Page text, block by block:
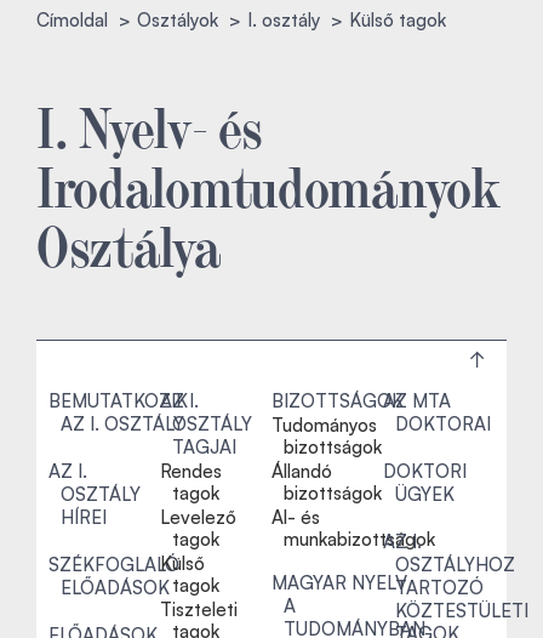
Címoldal Osztályok I. osztály Külső tagok
I. Nyelv- és
Irodalomtudományok
Osztálya
BEMUTATKOZIK
AZ I. OSZTÁLY
AZ I.
OSZTÁLY
HÍREI
SZÉKFOGLALÓ
ELŐADÁSOK
AZ I.
OSZTÁLY
TAGJAI
Rendes
tagok
Levelező
tagok
Külső
tagok
Tiszteleti
tagok
BIZOTTSÁGOK
Tudományos
bizottságok
Állandó
bizottságok
Al- és
munkabizottságok
MAGYAR NYELV
A
TUDOMÁNYBAN
AZ MTA
DOKTORAI
DOKTORI
ÜGYEK
AZ I.
OSZTÁLYHOZ
TARTOZÓ
KÖZTESTÜLETI